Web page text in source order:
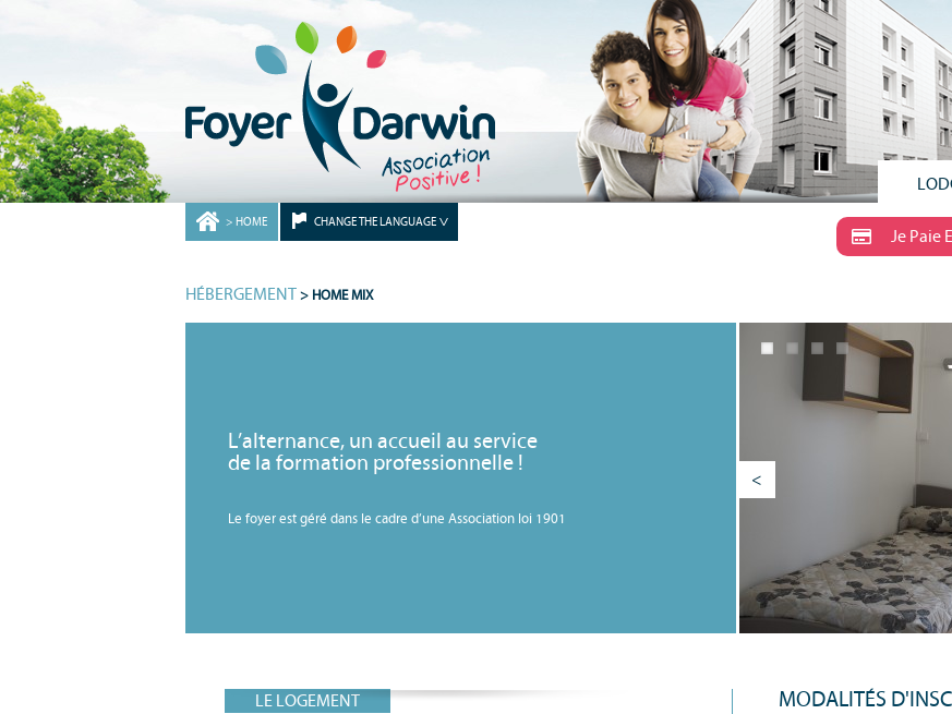
HOME CHANGE THE LANGUAGE
Je Paie
HÉBERGEMENT > HOME MIX
L’alternance, un accueil au service
de la formation professionnelle !
Le foyer est géré dans le cadre d’une Association loi 1901
<
LE LOGEMENT MODALITÉS